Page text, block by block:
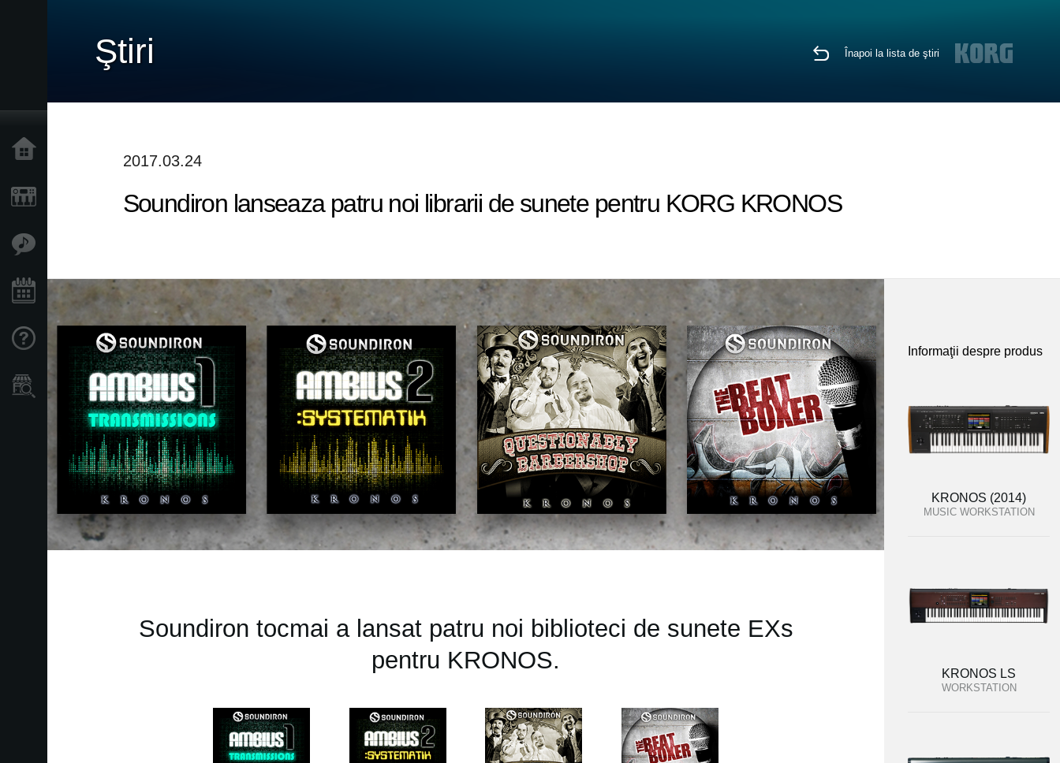
Eveniment
Asistență
Găsește un Magazin
Ştiri Înapoi la lista de ştiri
2017.03.24
Soundiron lanseaza patru noi librarii de sunete pentru KORG KRONOS
Soundiron tocmai a lansat patru noi biblioteci de sunete EXs
pentru KRONOS.
Informaţii despre produs
KRONOS (2014)
MUSIC WORKSTATION
KRONOS LS
WORKSTATION